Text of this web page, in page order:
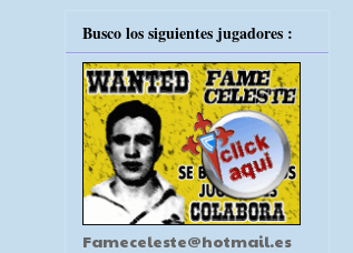
Busco los siguientes jugadores :
Fameceleste@hotmail.es